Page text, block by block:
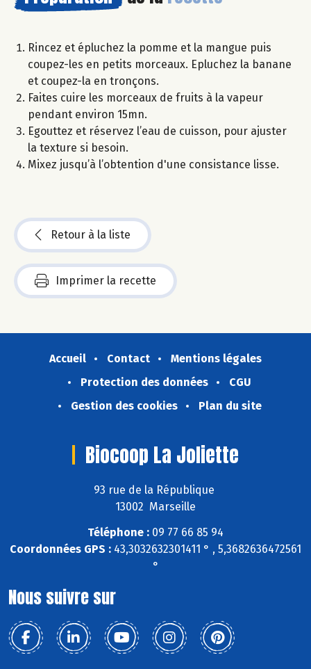
Rincez et épluchez la pomme et la mangue puis
coupez-les en petits morceaux. Epluchez la banane
et coupez-la en tronçons.
Faites cuire les morceaux de fruits à la vapeur
pendant environ 15mn.
Egouttez et réservez l’eau de cuisson, pour ajuster
la texture si besoin.
Mixez jusqu’à l’obtention d'une consistance lisse.
Retour à la liste
Imprimer la recette
Accueil Contact
Mentions légales
Protection des données
CGU
Gestion des cookies
Plan du site
Biocoop La Joliette
93 rue de la République
13002 Marseille
Téléphone : 09 77 66 85 94
Coordonnées GPS : 43,3032632301411 ° , 5,3682636472561
°
Nous suivre sur